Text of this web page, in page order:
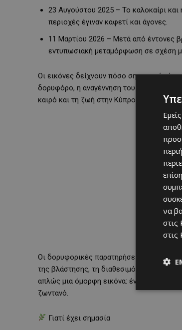
23 Αυγούστου 2025 – Το καλοκαίρι
περιοχές έγιναν καφετί και άγονες.
11 Μαρτίου 2026 – Μετά από έντονες
εντυπωσιακή μεταμόρφωση σε σχέση
Οι εικόνες δείχνουν πόσο σημαντική
δορυφόρο, η αναγέννηση του πρασίνου
καιρό και τη ζωή στην Κύπρο.
Οι δορυφορικές παρατηρήσεις της NASA
της βλάστησης, τη διαθεσιμότητα νερού
απλώς μια όμορφη εικόνα: ένα νησί που
ζωντανό.
Γιατί έχει σημασία
να
στις
στις